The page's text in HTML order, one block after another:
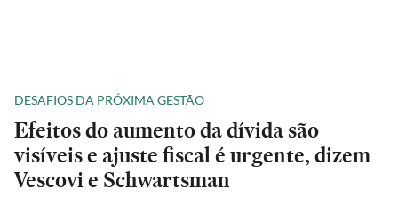
DESAFIOS DA PRÓXIMA GESTÃO
Efeitos do aumento da dívida são
visíveis e ajuste fiscal é urgente, dizem
Vescovi e Schwartsman